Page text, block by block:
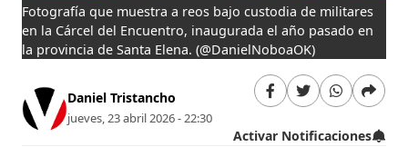
Fotografía que muestra a reos bajo custodia de militares
en la Cárcel del Encuentro, inaugurada el año pasado en
la provincia de Santa Elena. (@DanielNoboaOK)
Daniel Tristancho
jueves, 23 abril 2026 - 22:30
Activar Notificaciones